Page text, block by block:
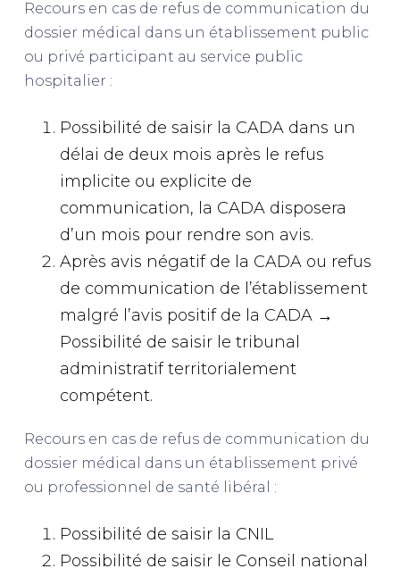
Recours en cas de refus de communication du
dossier médical dans un établissement public
ou privé participant au service public
hospitalier :
Possibilité de saisir la CADA dans un
délai de deux mois après le refus
implicite ou explicite de
communication, la CADA disposera
d’un mois pour rendre son avis.
Après avis négatif de la CADA ou refus
de communication de l’établissement
malgré l’avis positif de la CADA →
Possibilité de saisir le tribunal
administratif territorialement
compétent.
Recours en cas de refus de communication du
dossier médical dans un établissement privé
ou professionnel de santé libéral :
Possibilité de saisir la CNIL
Possibilité de saisir le Conseil national